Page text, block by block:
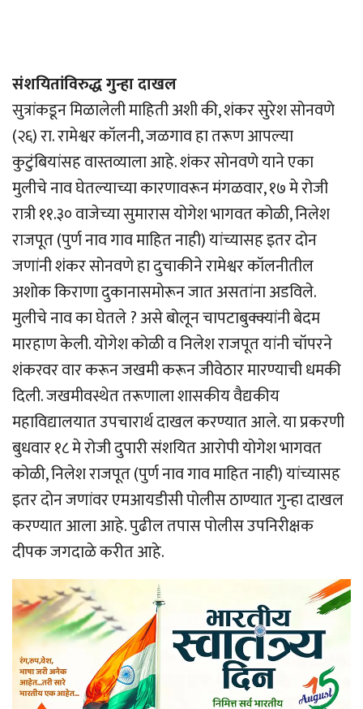
संशयितांविरुद्ध गुन्हा दाखल
सुत्रांकडून मिळालेली माहिती अशी की, शंकर सुरेश सोनवणे
(२६) रा. रामेश्वर कॉलनी, जळगाव हा तरूण आपल्या
कुटुंबियांसह वास्तव्याला आहे. शंकर सोनवणे याने एका
मुलीचे नाव घेतल्याच्या कारणावरून मंगळवार, १७ मे रोजी
रात्री ११.३० वाजेच्या सुमारास योगेश भागवत कोळी, निलेश
राजपूत (पुर्ण नाव गाव माहित नाही) यांच्यासह इतर दोन
जणांनी शंकर सोनवणे हा दुचाकीने रामेश्वर कॉलनीतील
अशोक किराणा दुकानासमोरून जात असतांना अडविले.
मुलीचे नाव का घेतले ? असे बोलून चापटाबुक्क्यांनी बेदम
मारहाण केली. योगेश कोळी व निलेश राजपूत यांनी चॉपरने
शंकरवर वार करून जखमी करून जीवेठार मारण्याची धमकी
दिली. जखमीवस्थेत तरूणाला शासकीय वैद्यकीय
महाविद्यालयात उपचारार्थ दाखल करण्यात आले. या प्रकरणी
बुधवार १८ मे रोजी दुपारी संशयित आरोपी योगेश भागवत
कोळी, निलेश राजपूत (पुर्ण नाव गाव माहित नाही) यांच्यासह
इतर दोन जणांवर एमआयडीसी पोलीस ठाण्यात गुन्हा दाखल
करण्यात आला आहे. पुढील तपास पोलीस उपनिरीक्षक
दीपक जगदाळे करीत आहे.